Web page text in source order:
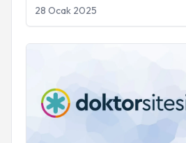
28 Ocak 2025